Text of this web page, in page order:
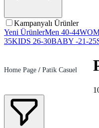
Kampanyalı Ürünler
Yeni ÜrünlerMen 40-44
35KIDS 26-30BABY -21-25
Home Page / Patik Casuel